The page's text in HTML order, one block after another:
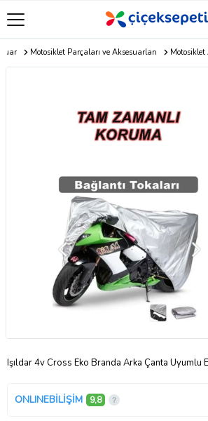
Motosiklet Parçaları ve Aksesuarları Motosiklet
Işıldar 4v Cross Eko Branda Arka Çanta Uyumlu
ONLINEBİLİŞİM 9,8